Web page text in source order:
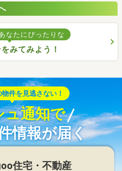
なたにぴったりな
みてみよう！
件を見逃さない！
ュ通知で
情報が届く
住宅・不動産